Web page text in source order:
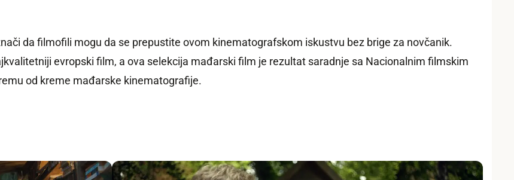
da filmofili mogu da se prepustite ovom kinematografskom iskustvu bez brige za novčanik.
evropski film, a ova selekcija mađarski film je rezultat saradnje sa Nacionalnim filmskim
od kreme mađarske kinematografije.